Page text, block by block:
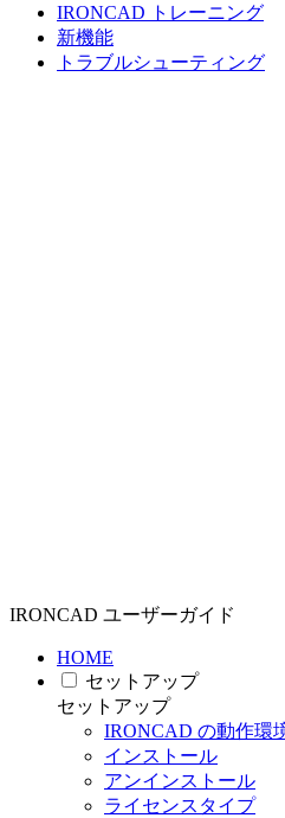
IRONCAD トレーニング
新機能
トラブルシューティング
IRONCAD ユーザーガイド
HOME
セットアップ
セットアップ
IRONCAD の動作環
インストール
アンインストール
ライセンスタイプ